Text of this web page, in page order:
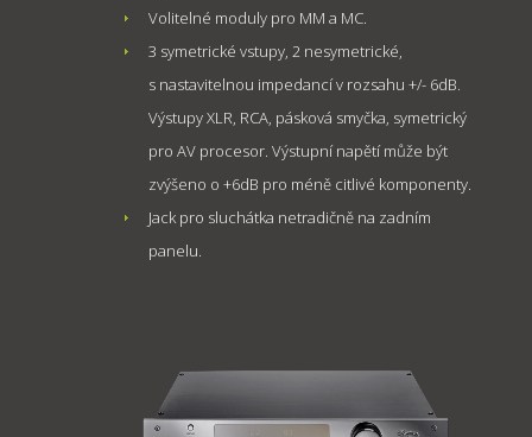
Volitelné moduly pro MM a MC.
3 symetrické vstupy, 2 nesymetrické,
s nastavitelnou impedancí v rozsahu +/- 6dB.
Výstupy XLR, RCA, pásková smyčka, symetrický
pro AV procesor. Výstupní napětí může být
zvýšeno o +6dB pro méně citlivé komponenty.
Jack pro sluchátka netradičně na zadním
panelu.